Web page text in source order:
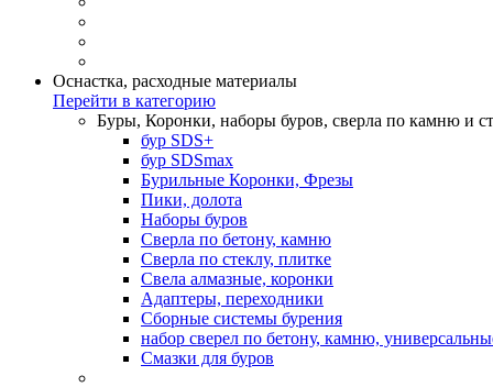
Оснастка, расходные материалы
Перейти в категорию
Буры, Коронки, наборы буров, сверла по камню и
бур SDS+
бур SDSmax
Бурильные Коронки, Фрезы
Пики, долота
Наборы буров
Сверла по бетону, камню
Сверла по стеклу, плитке
Свела алмазные, коронки
Адаптеры, переходники
Сборные системы бурения
набор сверел по бетону, камню,
Смазки для буров